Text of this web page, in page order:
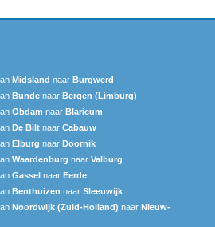
Midsland naar Burgwerd
Bunde naar Bergen (Limburg)
Obdam naar Blaricum
De Bilt naar Cabauw
Elburg naar Doornik
Waardenburg naar Valburg
Gassel naar Eerde
Benthuizen naar Sleeuwijk
Noordwijk (Zuid-Holland) naar Nieuw-